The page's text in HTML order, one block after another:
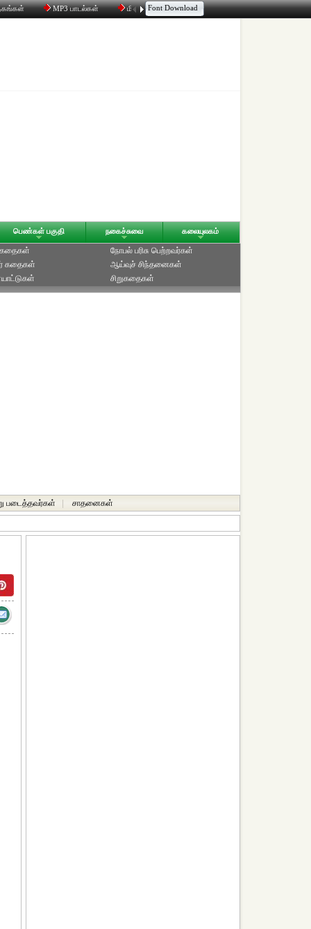
MP3 பாடல்கள் மின்னஞ்சல் திரட்டி உரையாடல்
Font Download
பெண்கள் பகுதி நகைச்சுவை கலையுலகம்
கதைகள்
கதைகள்
நோபல் பரிசு‎ பெற்றவர்‎கள்
ஆய்வுச் சிந்தனைகள்
சிறுகதைகள்
படைத்தவர்கள் சாதனைகள்‎